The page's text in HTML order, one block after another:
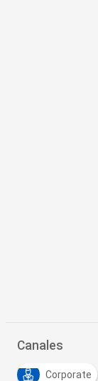
Canales
Corporate